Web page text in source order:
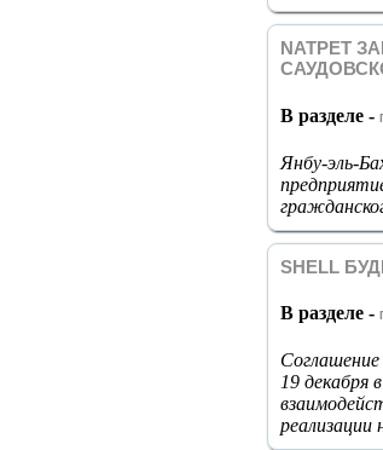
NATPET
В разделе -
Янбу-эль-
SHELL
В разделе -
19 декабря
реализации